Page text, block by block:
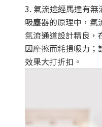
3. 氣流途經馬達有無
吸塵器的原理中，氣
氣流通道設計精良，
因摩擦而耗損吸力；
效果大打折扣。